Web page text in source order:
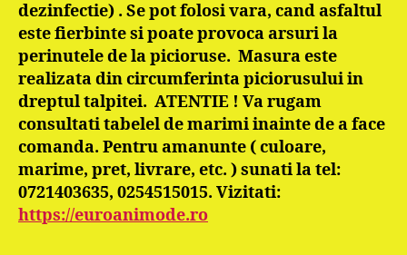
dezinfectie) . Se pot folosi vara, cand asfaltul
este fierbinte si poate provoca arsuri la
perinutele de la picioruse. Masura este
realizata din circumferinta piciorusului in
dreptul talpitei. ATENTIE ! Va rugam
consultati tabelel de marimi inainte de a face
comanda. Pentru amanunte ( culoare,
marime, pret, livrare, etc. ) sunati la tel:
0721403635, 0254515015. Vizitati:
https://euroanimode.ro